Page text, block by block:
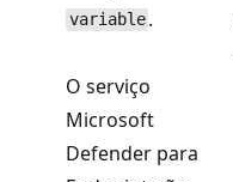
variable .
O serviço
Microsoft
Defender para